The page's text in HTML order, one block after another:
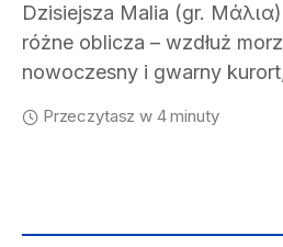
Dzisiejsza Malia (gr.
różne oblicza – wzdłuż
nowoczesny i gwarny
Przeczytasz w 4 minuty